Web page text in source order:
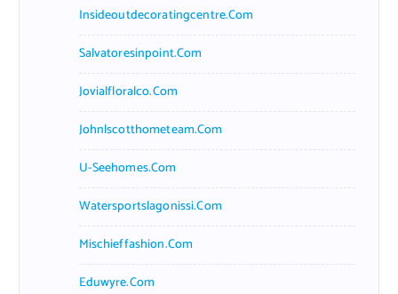
Insideoutdecoratingcentre.com
Salvatoresinpoint.com
Jovialfloralco.com
Johnlscotthometeam.com
U-Seehomes.com
Watersportslagonissi.com
Mischieffashion.com
Eduwyre.com